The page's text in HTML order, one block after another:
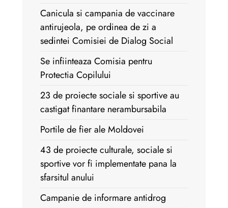
Canicula si campania de vaccinare
antirujeola, pe ordinea de zi a
sedintei Comisiei de Dialog Social
Se infiinteaza Comisia pentru
Protectia Copilului
23 de proiecte sociale si sportive au
castigat finantare nerambursabila
Portile de fier ale Moldovei
43 de proiecte culturale, sociale si
sportive vor fi implementate pana la
sfarsitul anului
Campanie de informare antidrog